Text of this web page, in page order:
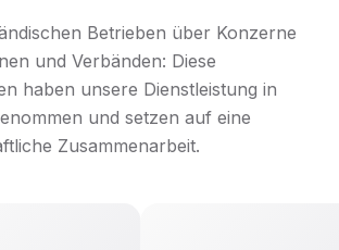
Betrieben über Konzerne
und Verbänden: Diese
haben unsere Dienstleistung in
und setzen auf eine
Zusammenarbeit.